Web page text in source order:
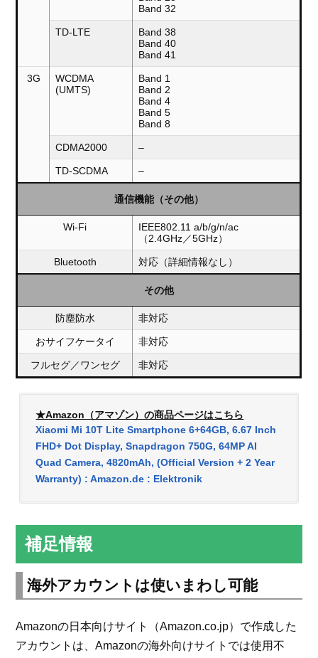
Band 32
TD-LTE
Band 38
Band 40
Band 41
3G
WCDMA
(UMTS)
Band 1
Band 2
Band 4
Band 5
Band 8
CDMA2000 –
TD-SCDMA –
通信機能（その他）
Wi-Fi
IEEE802.11 a/b/g/n/ac
（2.4GHz／5GHz）
Bluetooth 対応（詳細情報なし）
その他
防塵防水 非対応
おサイフケータイ 非対応
フルセグ／ワンセグ 非対応
★Amazon（アマゾン）の商品ページはこちら
Xiaomi Mi 10T Lite Smartphone 6+64GB, 6.67 Inch
FHD+ Dot Display, Snapdragon 750G, 64MP AI
Quad Camera, 4820mAh, (Official Version + 2 Year
Warranty) : Amazon.de : Elektronik
補足情報
海外アカウントは使いまわし可能
Amazonの日本向けサイト（Amazon.co.jp）で作成した
アカウントは、Amazonの海外向けサイトでは使用不